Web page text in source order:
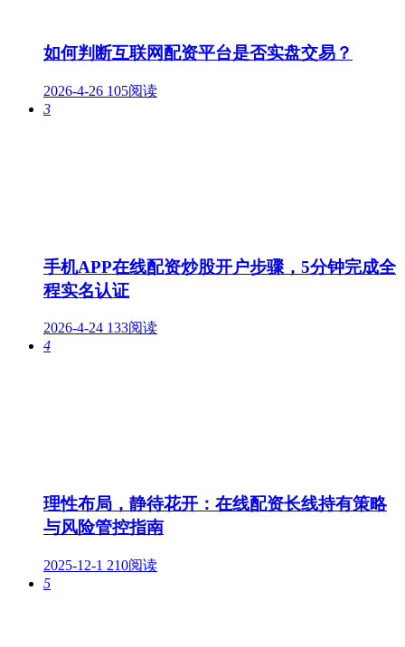
如何判断互联网配资平台是否实盘交易？
2026-4-26 105阅读
3
手机APP在线配资炒股开户步骤，5分钟完成全
程实名认证
2026-4-24 133阅读
4
理性布局，静待花开：在线配资长线持有策略
与风险管控指南
2025-12-1 210阅读
5